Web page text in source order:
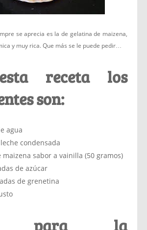
se aprecia es la de gelatina de maizena,
y muy rica. Que más se le puede pedir…
receta los
son:
agua
condensada
maizena sabor a vainilla (50 gramos)
de azúcar
de grenetina
para la